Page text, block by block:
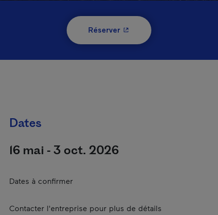
Réserver- Cet hyperlien s'ouvrira
Dates
16 mai - 3 oct. 2026
Dates à confirmer
Contacter l'entreprise pour plus de détails